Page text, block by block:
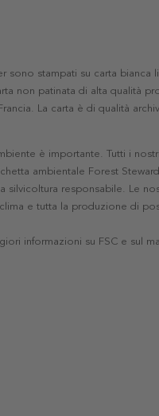
sono stampati su carta bianca
non patinata di alta qualità
La carta è di qualità
è importante. Tutti i
ambientale Forest
silvicoltura responsabile. Le
e tutta la produzione di
informazioni su FSC e sul